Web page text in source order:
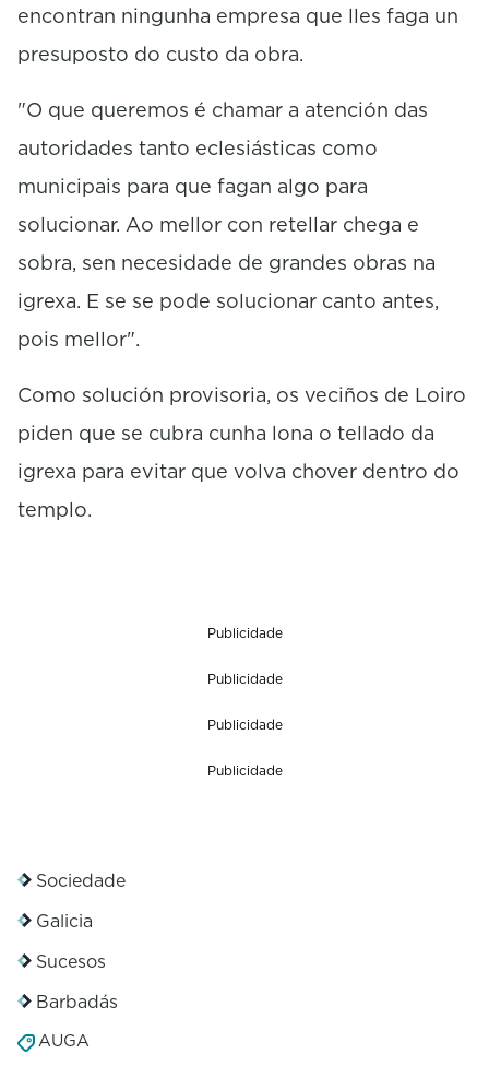
encontran ningunha empresa que lles faga un
presuposto do custo da obra.
"O que queremos é chamar a atención das
autoridades tanto eclesiásticas como
municipais para que fagan algo para
solucionar. Ao mellor con retellar chega e
sobra, sen necesidade de grandes obras na
igrexa. E se se pode solucionar canto antes,
pois mellor".
Como solución provisoria, os veciños de Loiro
piden que se cubra cunha lona o tellado da
igrexa para evitar que volva chover dentro do
templo.
Publicidade
Publicidade
Publicidade
Publicidade
Sociedade
Galicia
Sucesos
Barbadás
AUGA